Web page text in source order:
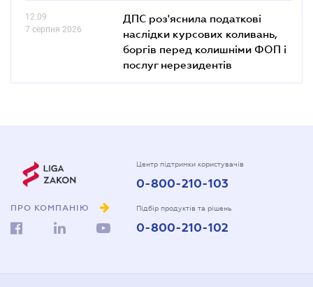
12.09
7 серпня 2026
ДПС роз'яснила податкові
наслідки курсових коливань,
боргів перед колишніми ФОП і
послуг нерезидентів
ПРО КОМПАНІЮ
Центр підтримки користувачів
0-800-210-103
Підбір продуктів та рішень
0-800-210-102